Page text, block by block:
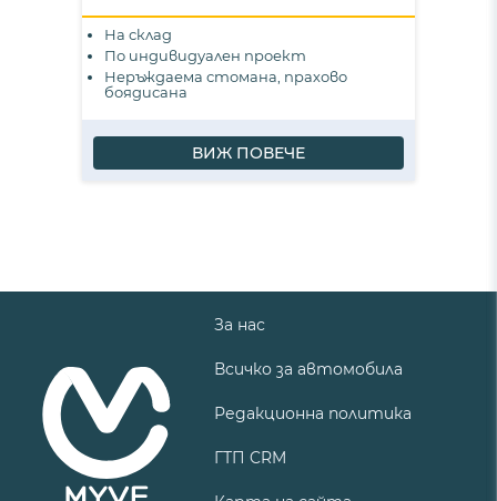
На склад
По индивидуален проект
Неръждаема стомана, прахово
боядисана
ВИЖ ПОВЕЧЕ
За нас
Всичко за автомобила
Редакционна политика
ГТП CRM